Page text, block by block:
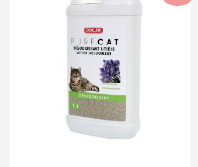
prix
initial
était :
5,49 €.